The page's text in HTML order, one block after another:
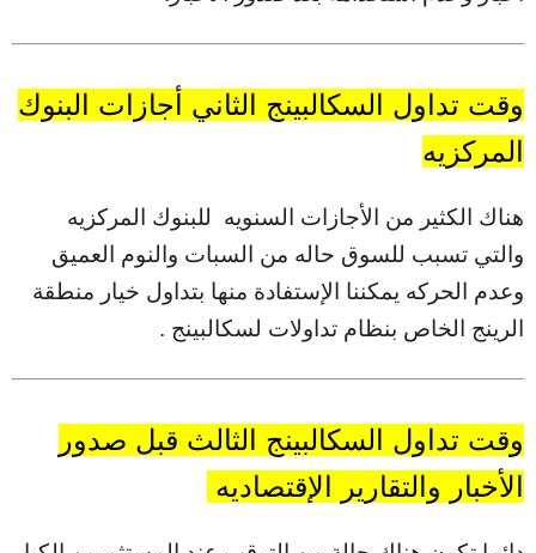
وقت تداول السكالبينج الثاني أجازات البنوك
المركزيه
هناك الكثير من الأجازات السنويه للبنوك المركزيه
والتي تسبب للسوق حاله من السبات والنوم العميق
وعدم الحركه يمكننا الإستفادة منها بتداول خيار منطقة
الرينج الخاص بنظام تداولات لسكالبينج .
وقت تداول السكالبينج الثالث قبل صدور
الأخبار والتقارير الإقتصاديه